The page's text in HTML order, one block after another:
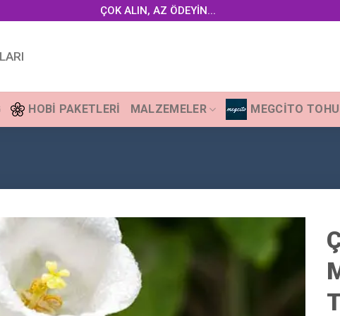
ÇOK ALIN, AZ ÖDEYİN...
HOBI PAKETLERI MALZEMELER MEGCITO